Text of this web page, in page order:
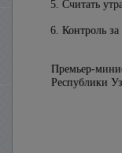
5. Считать
6. Контроль
Премьер-
Республики